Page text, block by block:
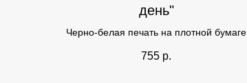
день"
Черно-белая печать на плотной бумаге
755 р.